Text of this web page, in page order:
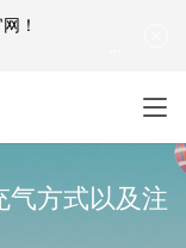
气方式以及注
！